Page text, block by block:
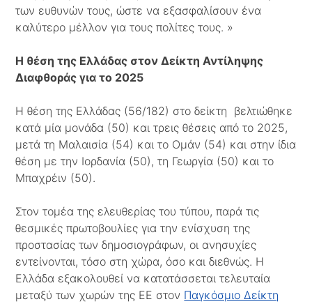
των ευθυνών τους, ώστε να εξασφαλίσουν ένα
καλύτερο μέλλον για τους πολίτες τους. »
Η θέση της Ελλάδας στον Δείκτη Αντίληψης
Διαφθοράς για το 2025
Η θέση της Ελλάδας (56/182) στο δείκτη βελτιώθηκε
κατά μία μονάδα (50) και τρεις θέσεις από το 2025,
μετά τη Μαλαισία (54) και το Ομάν (54) και στην ίδια
θέση με την Ιορδανία (50), τη Γεωργία (50) και το
Μπαχρέιν (50).
Στον τομέα της ελευθερίας του τύπου, παρά τις
θεσμικές πρωτοβουλίες για την ενίσχυση της
προστασίας των δημοσιογράφων, οι ανησυχίες
εντείνονται, τόσο στη χώρα, όσο και διεθνώς. Η
Ελλάδα εξακολουθεί να κατατάσσεται τελευταία
μεταξύ των χωρών της ΕΕ στον Παγκόσμιο Δείκτη